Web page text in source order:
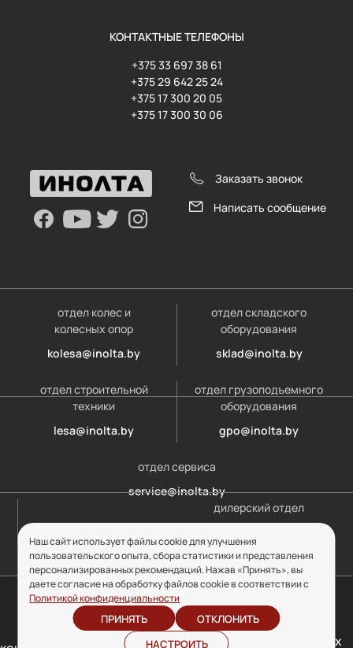
КОНТАКТНЫЕ ТЕЛЕФОНЫ
+375 33 697 38 61
+375 29 642 25 24
+375 17 300 20 05
+375 17 300 30 06
Заказать звонок
Написать сообщение
отдел колес и
колесных опор
kolesa@inolta.by
отдел складского
оборудования
sklad@inolta.by
отдел строительной
техники
lesa@inolta.by
отдел грузоподъемного
оборудования
gpo@inolta.by
отдел сервиса
service@inolta.by
дилерский отдел
© ООО «Инолта» 2010-2026 г. УНП 691302759
Политика
Отзыв согласия на
обработку персональных
Наш сайт использует файлы cookie для улучшения
пользовательского опыта, сбора статистики и представления
персонализированных рекомендаций. Нажав «Принять», вы
даете согласие на обработку файлов cookie в соответствии с
Политикой конфиденциальности
ПРИНЯТЬ
ОТКЛОНИТЬ
НАСТРОИТЬ